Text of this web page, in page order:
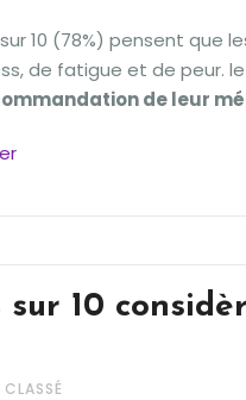
10 (78%) pensent
de fatigue et de peur.
de leur
10